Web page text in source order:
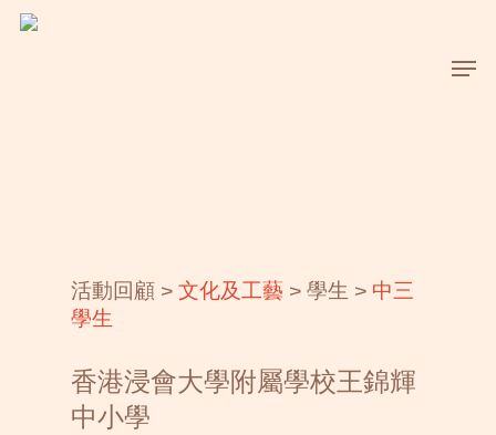
Skip
活動回顧 > 文化及工藝 > 學生 > 中三
學生
香港浸會大學附屬學校王錦輝
中小學